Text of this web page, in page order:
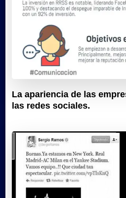
La apariencia de las
las redes sociales.